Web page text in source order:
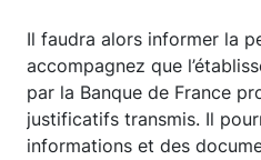
Il faudra alors informer la
accompagnez que
par la Banque de France
justificatifs transmis. Il
informations et des